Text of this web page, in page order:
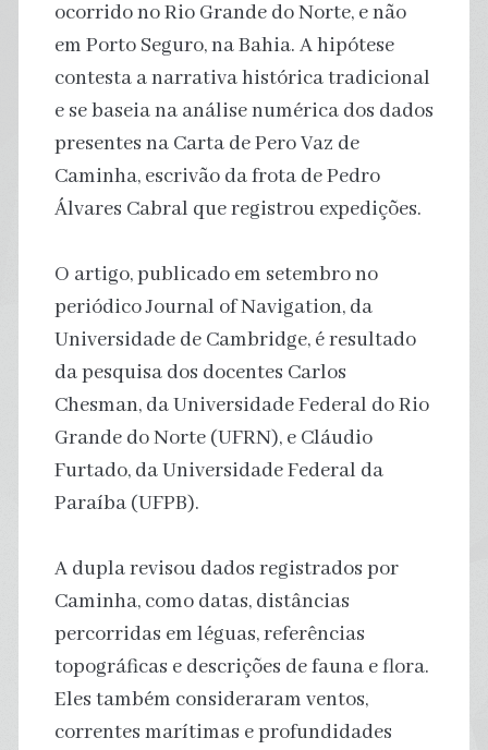
ocorrido no Rio Grande do Norte, e não
em Porto Seguro, na Bahia. A hipótese
contesta a narrativa histórica tradicional
e se baseia na análise numérica dos dados
presentes na Carta de Pero Vaz de
Caminha, escrivão da frota de Pedro
Álvares Cabral que registrou expedições.
O artigo, publicado em setembro no
periódico Journal of Navigation, da
Universidade de Cambridge, é resultado
da pesquisa dos docentes Carlos
Chesman, da Universidade Federal do Rio
Grande do Norte (UFRN), e Cláudio
Furtado, da Universidade Federal da
Paraíba (UFPB).
A dupla revisou dados registrados por
Caminha, como datas, distâncias
percorridas em léguas, referências
topográficas e descrições de fauna e flora.
Eles também consideraram ventos,
correntes marítimas e profundidades